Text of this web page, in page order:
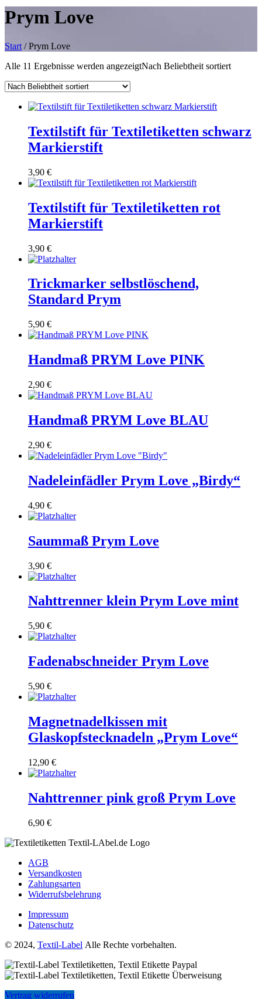
Prym Love
Start / Prym Love
Alle 11 Ergebnisse werden angezeigtNach Beliebtheit sortiert
Textilstift für Textiletiketten schwarz
Markierstift
3,90 €
Textilstift für Textiletiketten rot
Markierstift
3,90 €
Trickmarker selbstlöschend,
Standard Prym
5,90 €
Handmaß PRYM Love PINK
2,90 €
Handmaß PRYM Love BLAU
2,90 €
Nadeleinfädler Prym Love „Birdy“
4,90 €
Saummaß Prym Love
3,90 €
Nahttrenner klein Prym Love mint
5,90 €
Fadenabschneider Prym Love
5,90 €
Magnetnadelkissen mit
Glaskopfstecknadeln „Prym Love“
12,90 €
Nahttrenner pink groß Prym Love
6,90 €
AGB
Versandkosten
Zahlungsarten
Widerrufsbelehrung
Impressum
Datenschutz
© 2024, Textil-Label Alle Rechte vorbehalten.
Vertrag widerrufen